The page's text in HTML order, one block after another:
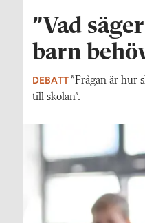
”Vad
barn
DEBATT ”Frågan är hur
till skolan”.